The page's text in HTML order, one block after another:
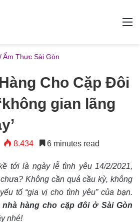
/Ẩm Thực Sài Gòn
Cho Cặp Đôi
gian lãng
8.434 6 minutes read
tới là ngày lễ tình yêu 14/2/2021,
Không cần quá cầu kỳ, không
tố “gia vị cho tình yêu” của bạn.
nhà hàng cho cặp đôi ở Sài Gòn
nhé!